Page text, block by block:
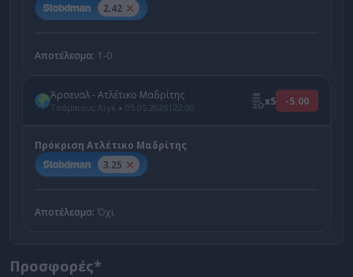
2.42
Αποτέλεσμα: 1-0
Άρσεναλ - Ατλέτικο Μαδρίτης
Τσάμπιονς Λιγκ 05.05.2026 | 22:00 x5 -5.00
Πρόκριση Ατλέτικο Μαδρίτης
3.25
Αποτέλεσμα: Όχι
Προσφορές*